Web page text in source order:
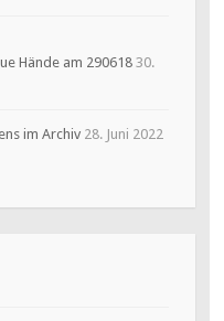
30.
28. Juni 2022